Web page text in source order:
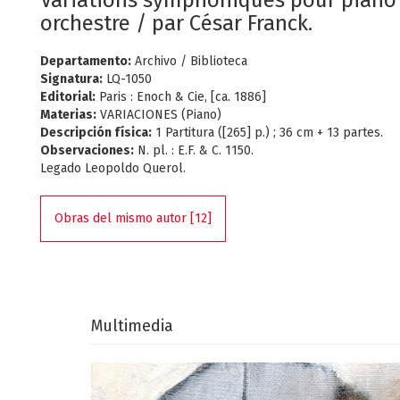
orchestre / par César Franck.
Departamento: Archivo / Biblioteca
Signatura: LQ-1050
Editorial: Paris : Enoch & Cie, [ca. 1886]
Materias: VARIACIONES (Piano)
Descripción física: 1 Partitura ([265] p.) ; 36 cm + 13 partes.
Observaciones: N. pl. : E.F. & C. 1150.
Legado Leopoldo Querol.
Obras del mismo autor [12]
Multimedia